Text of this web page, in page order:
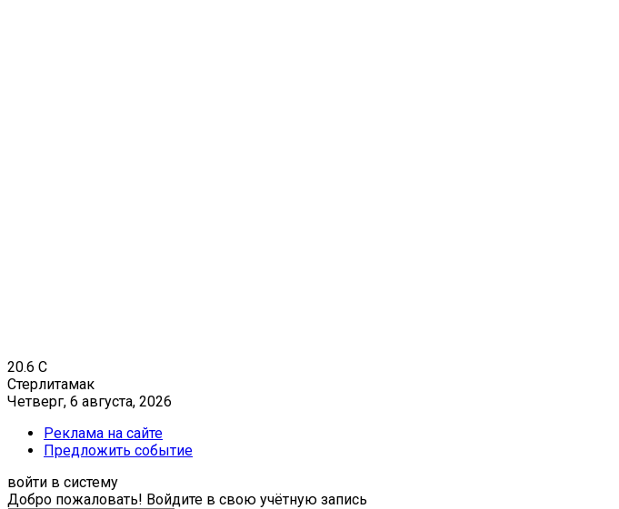
20.6 C
Стерлитамак
Четверг, 6 августа, 2026
Реклама на сайте
Предложить событие
войти в систему
Добро пожаловать! Войдите в свою учётную запись